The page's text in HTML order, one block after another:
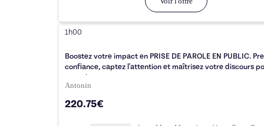
1h00
Boostez votre impact en PRISE DE PAROLE EN PUBLIC.
confiance, captez l'attention et maîtrisez votre discours
convaincre.
Antonin
220.75€